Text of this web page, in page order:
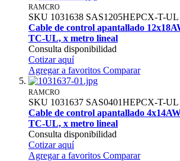
RAMCRO
SKU 1031638 SAS1205HEPCX-T-UL
Cable de control apantallado
TC-UL, x metro lineal
Consulta disponibilidad
Cotizar aquí
Agregar a favoritos Comparar
RAMCRO
SKU 1031637 SAS0401HEPCX-T-UL
Cable de control apantallado
TC-UL, x metro lineal
Consulta disponibilidad
Cotizar aquí
Agregar a favoritos Comparar